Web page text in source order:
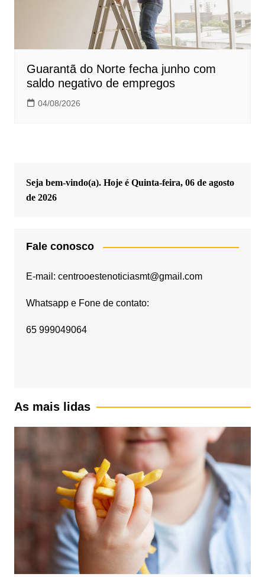
Guarantã do Norte fecha junho com
saldo negativo de empregos
04/08/2026
Seja bem-vindo(a). Hoje é Quinta-feira, 06 de agosto
de 2026
Fale conosco
E-mail: centrooestenoticiasmt@gmail.com
Whatsapp e Fone de contato:
65 999049064
As mais lidas